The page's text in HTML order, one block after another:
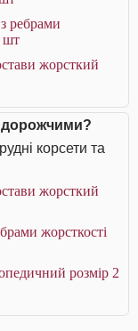
ребрами
шт
жорсткий
корсети та
жорсткий
жорсткості
розмір 2